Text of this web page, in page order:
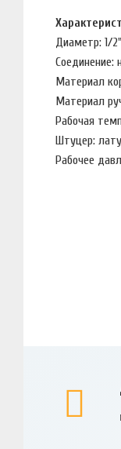
Диаметр: 1/2"
Соединение:
Материал
Материал
Рабочая
Штуцер:
Рабочее